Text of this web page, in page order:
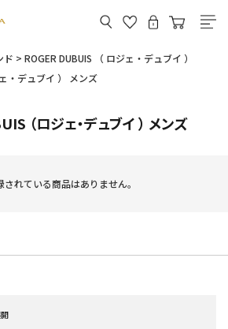
ド
ROGER DUBUIS （ ロジェ・デュブイ ）
・デュブイ ） メンズ
（ロジェ・デュブイ ） メンズ
されている商品はありません。